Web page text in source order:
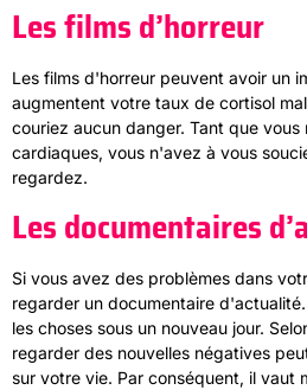
Les films d’horreur
Les films d'horreur peuvent avoir un
augmentent votre taux de cortisol
couriez aucun danger. Tant que
cardiaques, vous n'avez à vous
regardez.
Les documentaires
Si vous avez des problèmes dans
regarder un documentaire
les choses sous un nouveau jour.
regarder des nouvelles négatives
sur votre vie. Par conséquent, il vaut